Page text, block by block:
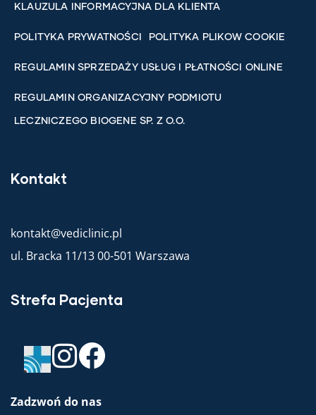
KLAUZULA INFORMACYJNA DLA KLIENTA
POLITYKA PRYWATNOŚCI POLITYKA PLIKOW COOKIE
REGULAMIN SPRZEDAŻY USŁUG I PŁATNOŚCI ONLINE
REGULAMIN ORGANIZACYJNY PODMIOTU
LECZNICZEGO BIOGENE SP. Z O.O.
Kontakt
kontakt@vediclinic.pl
ul. Bracka 11/13 00-501 Warszawa
Strefa Pacjenta
Zadzwoń do nas